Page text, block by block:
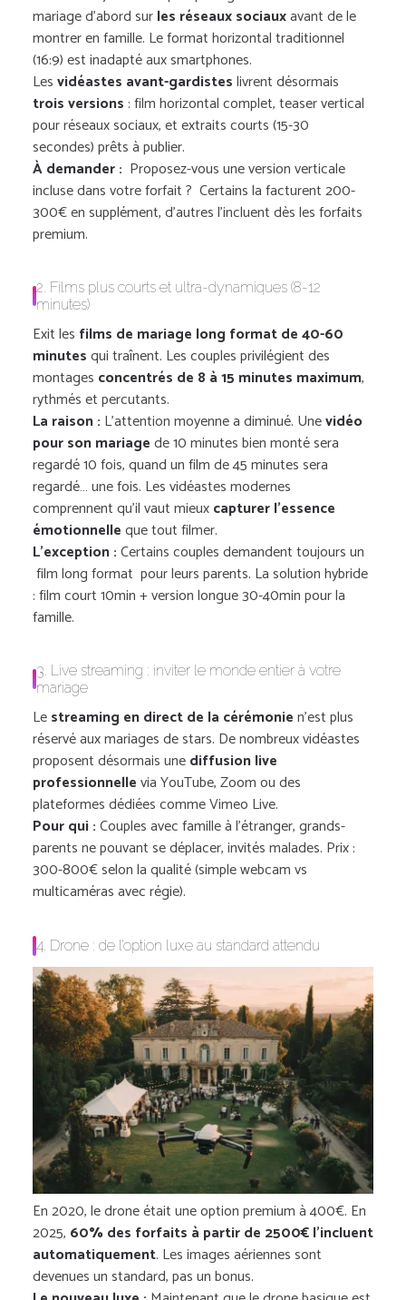
mariage d’abord surles réseaux sociauxavant de le
montrer en famille. Le format horizontal traditionnel
(16:9) est inadapté aux smartphones.
Lesvidéastes avant-gardisteslivrent désormais
trois versions : film horizontal complet, teaser vertical
pour réseaux sociaux, et extraits courts (15-30
secondes) prêts à publier.
À demander : Proposez-vous une version verticale
incluse dans votre forfait ? Certains la facturent 200-
300€ en supplément, d’autres l’incluent dès les forfaits
premium.
2. Films plus courts et ultra-dynamiques (8-12
minutes)
Exit les films de mariage long format de 40-60
minutesqui traînent. Les couples privilégient des
montages concentrés de 8 à 15 minutes maximum,
rythmés et percutants.
La raison : L’attention moyenne a diminué. Unevidéo
pour son mariagede 10 minutes bien monté sera
regardé 10 fois, quand un film de 45 minutes sera
regardé… une fois. Les vidéastes modernes
comprennent qu’il vaut mieuxcapturer l’essence
émotionnelleque tout filmer.
L’exception :Certains couples demandent toujours un
film long format pour leurs parents. La solution hybride
: film court 10min + version longue 30-40min pour la
famille.
3. Live streaming : inviter le monde entier à votre
mariage
Lestreaming en direct de la cérémonien’est plus
réservé aux mariages de stars. De nombreux vidéastes
proposent désormais unediffusion live
professionnellevia YouTube, Zoom ou des
plateformes dédiées comme Vimeo Live.
Pour qui :Couples avec famille à l’étranger, grands-
parents ne pouvant se déplacer, invités malades. Prix :
300-800€ selon la qualité (simple webcam vs
multicaméras avec régie).
4. Drone : de l’option luxe au standard attendu
En 2020, le drone était une option premium à 400€. En
2025, 60% des forfaits à partir de 2500€ l’incluent
automatiquement. Les images aériennes sont
devenues un standard, pas un bonus.